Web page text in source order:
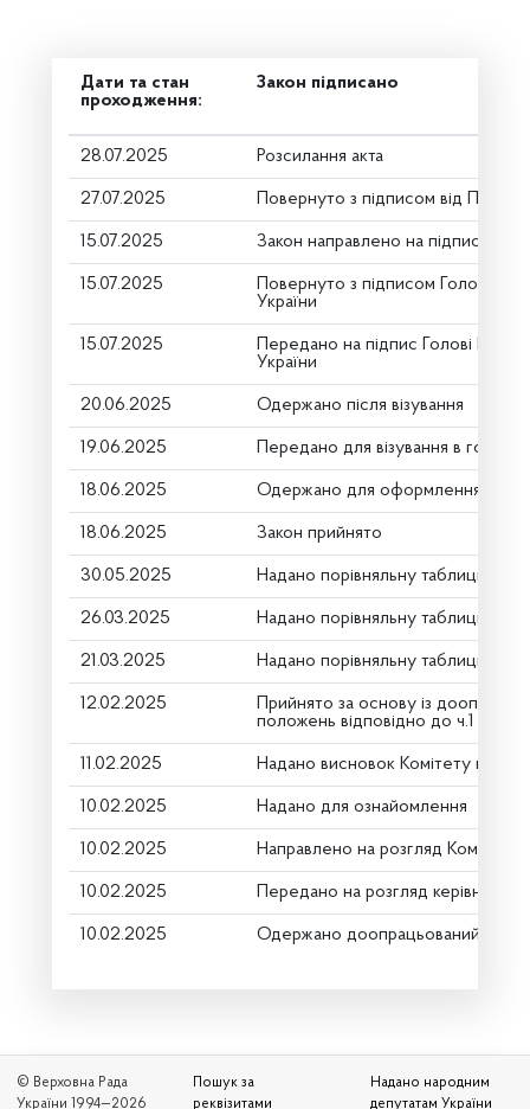
Дати та стан
проходження:
Закон підписано
28.07.2025 Розсилання акта
27.07.2025 Повернуто з підписом від
15.07.2025 Закон направлено на підпис
15.07.2025
Повернуто з підписом Голови
України
15.07.2025
Передано на підпис Голові
України
20.06.2025 Одержано після візування
19.06.2025 Передано для візування в
18.06.2025 Одержано для оформлення
18.06.2025 Закон прийнято
30.05.2025 Надано порівняльну таблицю
26.03.2025 Надано порівняльну таблицю
21.03.2025 Надано порівняльну таблицю
12.02.2025
Прийнято за основу із
положень відповідно до ч.1 ст.116
11.02.2025 Надано висновок Комітету про
10.02.2025 Надано для ознайомлення
10.02.2025 Направлено на розгляд Комітету
10.02.2025 Передано на розгляд керівництву
10.02.2025 Одержано доопрацьований
© Верховна Рада
України 1994—2026
Пошук за
реквізитами
Надано народним
депутатам України